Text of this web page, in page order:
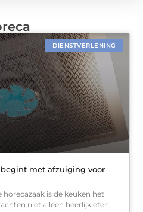
DIENSTVERLENING
met afzuiging voor
is de keuken het
niet alleen heerlijk eten,